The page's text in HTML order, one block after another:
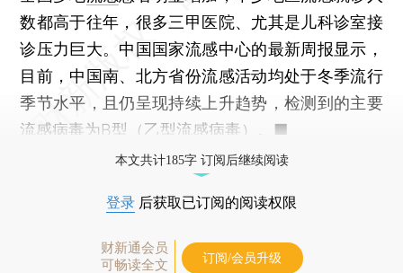
数都高于往年，很多三甲医院、尤其是儿科诊室接
诊压力巨大。中国国家流感中心的最新周报显示，
目前，中国南、北方省份流感活动均处于冬季流行
季节水平，且仍呈现持续上升趋势，检测到的主要
流感病毒为B型（乙型流感病毒）。■
本文共计185字 订阅后继续阅读
登录 后获取已订阅的阅读权限
财新通会员
可畅读全文
订阅/会员升级